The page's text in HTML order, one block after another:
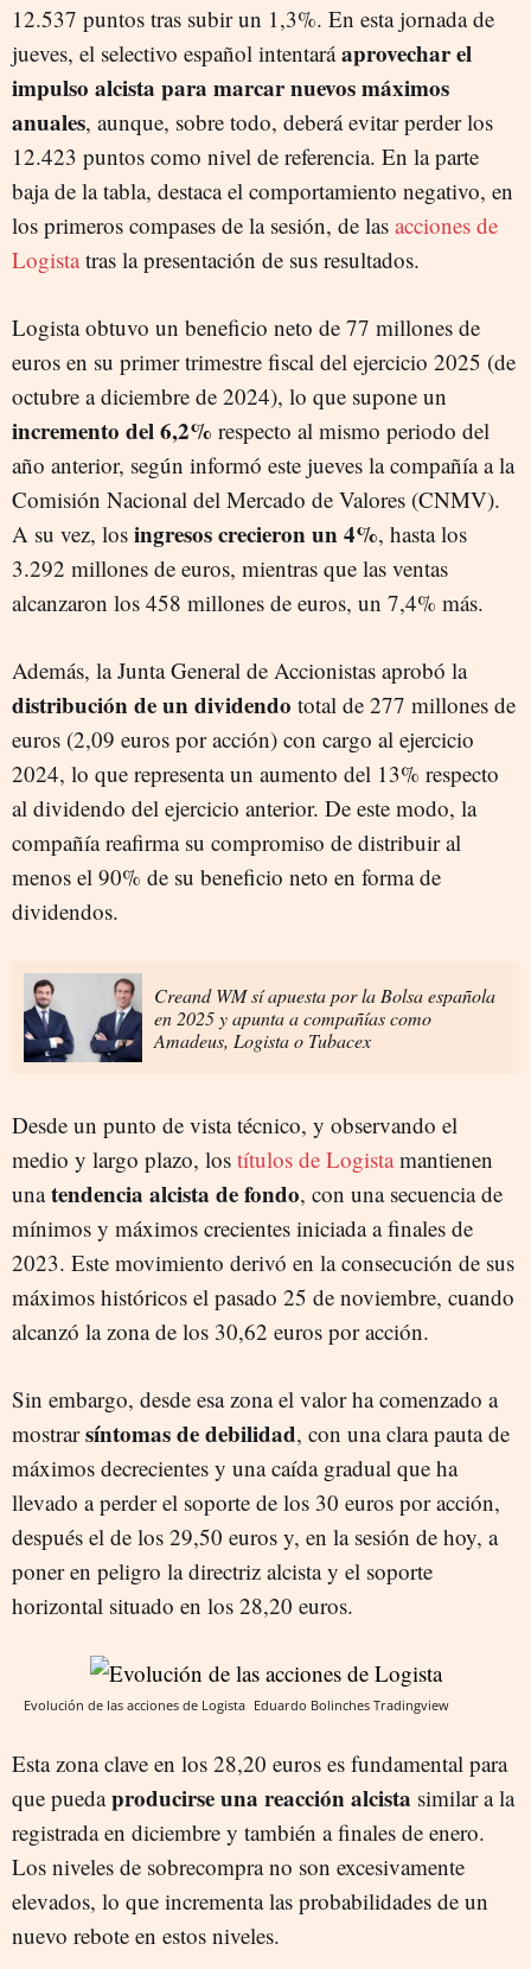
12.537 puntos tras subir un 1,3%. En esta jornada de
jueves, el selectivo español intentaráaprovechar el
impulso alcista para marcar nuevos máximos
anuales, aunque, sobre todo, deberá evitar perder los
12.423 puntos como nivel de referencia. En la parte
baja de la tabla, destaca el comportamiento negativo, en
los primeros compases de la sesión, de las acciones de
Logistatras la presentación de sus resultados.
Logista obtuvo un beneficio neto de 77 millones de
euros en su primer trimestre fiscal del ejercicio 2025 (de
octubre a diciembre de 2024), lo que supone un
incremento del 6,2% respecto al mismo periodo del
año anterior, según informó este jueves la compañía a la
Comisión Nacional del Mercado de Valores (CNMV).
A su vez, los ingresos crecieron un 4%, hasta los
3.292 millones de euros, mientras que las ventas
alcanzaron los 458 millones de euros, un 7,4% más.
Además, la Junta General de Accionistas aprobó la
distribución de un dividendo total de 277 millones de
euros (2,09 euros por acción) con cargo al ejercicio
2024, lo que representa un aumento del 13% respecto
al dividendo del ejercicio anterior. De este modo, la
compañía reafirma su compromiso de distribuir al
menos el 90% de su beneficio neto en forma de
dividendos.
Creand WM sí apuesta por la Bolsa española
en 2025 y apunta a compañías como
Amadeus, Logista o Tubacex
Desde un punto de vista técnico, y observando el
medio y largo plazo, los títulos de Logistamantienen
unatendencia alcista de fondo, con una secuencia de
mínimos y máximos crecientes iniciada a finales de
2023. Este movimiento derivó en la consecución de sus
máximos históricos el pasado 25 de noviembre, cuando
alcanzó la zona de los 30,62 euros por acción.
Sin embargo, desde esa zona el valor ha comenzado a
mostrarsíntomas de debilidad, con una clara pauta de
máximos decrecientes y una caída gradual que ha
llevado a perder el soporte de los 30 euros por acción,
después el de los 29,50 euros y, en la sesión de hoy, a
poner en peligro la directriz alcista y el soporte
horizontal situado en los 28,20 euros.
Evolución de las acciones de Logista Eduardo Bolinches Tradingview
Esta zona clave en los 28,20 euros es fundamental para
que puedaproducirse una reacción alcista similar a la
registrada en diciembre y también a finales de enero.
Los niveles de sobrecompra no son excesivamente
elevados, lo que incrementa las probabilidades de un
nuevo rebote en estos niveles.